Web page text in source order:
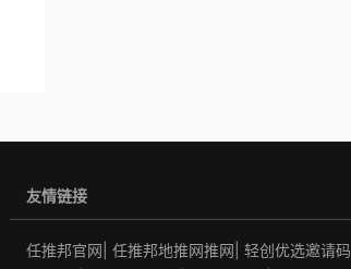
友情链接
任推邦官网 任推邦地推网推网 轻创优选邀请码